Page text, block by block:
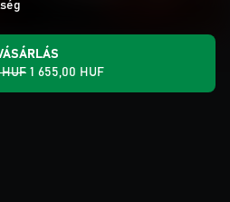
1 655,00 HUF